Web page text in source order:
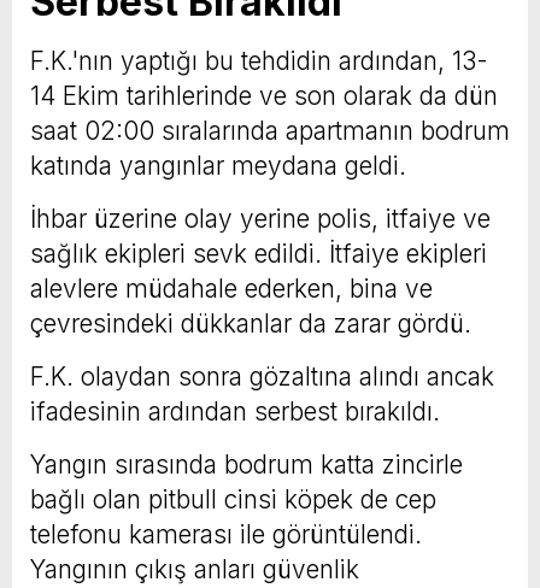
F.K.'nın yaptığı bu tehdidin ardından, 13-
14 Ekim tarihlerinde ve son olarak da dün
saat 02:00 sıralarında apartmanın bodrum
katında yangınlar meydana geldi.
İhbar üzerine olay yerine polis, itfaiye ve
sağlık ekipleri sevk edildi. İtfaiye ekipleri
alevlere müdahale ederken, bina ve
çevresindeki dükkanlar da zarar gördü.
F.K. olaydan sonra gözaltına alındı ancak
ifadesinin ardından serbest bırakıldı.
Yangın sırasında bodrum katta zincirle
bağlı olan pitbull cinsi köpek de cep
telefonu kamerası ile görüntülendi.
Yangının çıkış anları güvenlik